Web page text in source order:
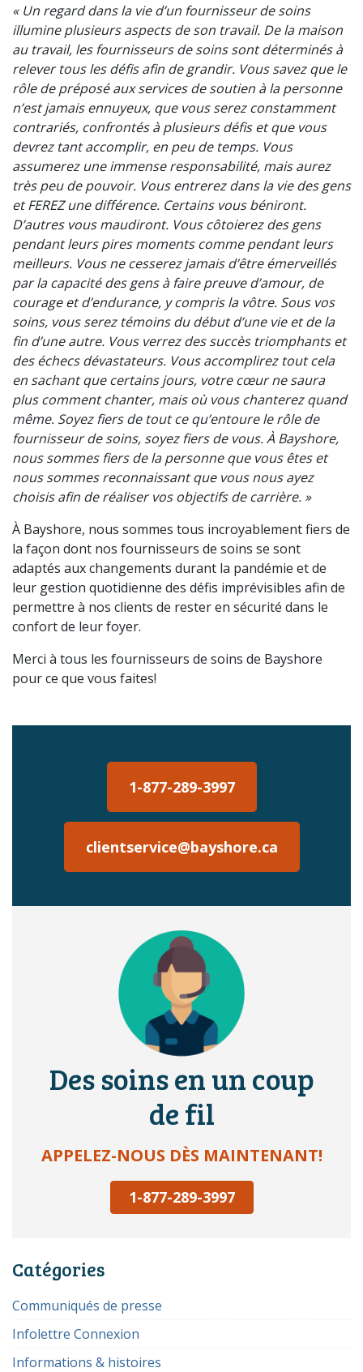
« Un regard dans la vie d’un fournisseur de soins
illumine plusieurs aspects de son travail. De la maison
au travail, les fournisseurs de soins sont déterminés à
relever tous les défis afin de grandir. Vous savez que le
rôle de préposé aux services de soutien à la personne
n’est jamais ennuyeux, que vous serez constamment
contrariés, confrontés à plusieurs défis et que vous
devrez tant accomplir, en peu de temps. Vous
assumerez une immense responsabilité, mais aurez
très peu de pouvoir. Vous entrerez dans la vie des gens
et FEREZ une différence. Certains vous béniront.
D’autres vous maudiront. Vous côtoierez des gens
pendant leurs pires moments comme pendant leurs
meilleurs. Vous ne cesserez jamais d’être émerveillés
par la capacité des gens à faire preuve d’amour, de
courage et d’endurance, y compris la vôtre. Sous vos
soins, vous serez témoins du début d’une vie et de la
fin d’une autre. Vous verrez des succès triomphants et
des échecs dévastateurs. Vous accomplirez tout cela
en sachant que certains jours, votre cœur ne saura
plus comment chanter, mais où vous chanterez quand
même. Soyez fiers de tout ce qu’entoure le rôle de
fournisseur de soins, soyez fiers de vous. À Bayshore,
nous sommes fiers de la personne que vous êtes et
nous sommes reconnaissant que vous nous ayez
choisis afin de réaliser vos objectifs de carrière. »
À Bayshore, nous sommes tous incroyablement fiers de
la façon dont nos fournisseurs de soins se sont
adaptés aux changements durant la pandémie et de
leur gestion quotidienne des défis imprévisibles afin de
permettre à nos clients de rester en sécurité dans le
confort de leur foyer.
Merci à tous les fournisseurs de soins de Bayshore
pour ce que vous faites!
1-877-289-3997
clientservice@bayshore.ca
Des soins en un coup
de fil
APPELEZ-NOUS DÈS MAINTENANT!
1-877-289-3997
Catégories
Communiqués de presse
Infolettre Connexion
Informations & histoires